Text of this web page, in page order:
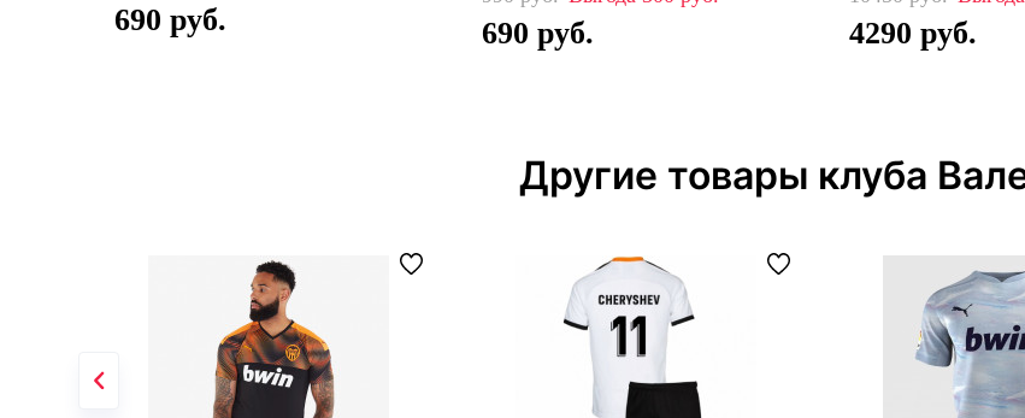
690 690 4290
Другие товары клуба